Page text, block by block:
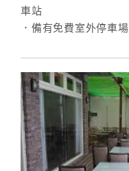
車站
．備有免費室外停車